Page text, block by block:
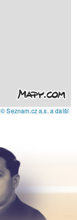
© Seznam.cz a.s. a další